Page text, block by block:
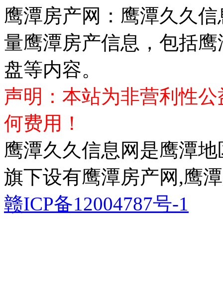
鹰潭房产网：鹰潭久久
量鹰潭房产信息，包括
盘等内容。
声明：本站为非营利性
何费用！
鹰潭久久信息网是鹰潭
旗下设有鹰潭房产网,鹰
赣ICP备12004787号-1